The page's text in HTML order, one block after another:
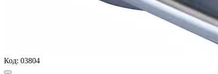
Код: 03804